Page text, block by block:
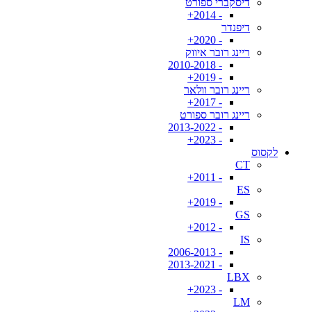
דיסקברי ספורט
- 2014+
דיפנדר
- 2020+
ריינג רובר איווק
- 2010-2018
- 2019+
ריינג רובר וולאר
- 2017+
ריינג רובר ספורט
- 2013-2022
- 2023+
לקסוס
CT
- 2011+
ES
- 2019+
GS
- 2012+
IS
- 2006-2013
- 2013-2021
LBX
- 2023+
LM